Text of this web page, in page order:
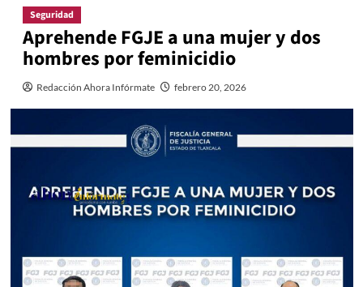
Seguridad
Aprehende FGJE a una mujer y dos
hombres por feminicidio
Redacción Ahora Infórmate febrero 20, 2026